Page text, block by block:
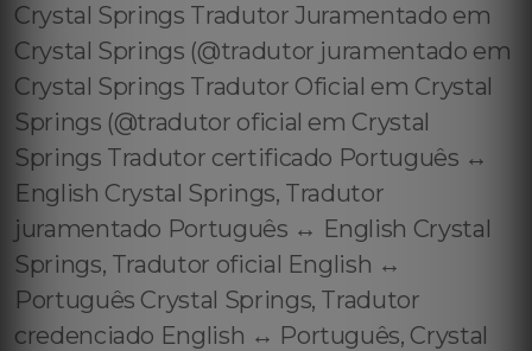
Crystal Springs Tradutor Juramentado em
Crystal Springs (@tradutor juramentado em
Crystal Springs Tradutor Oficial em Crystal
Springs (@tradutor oficial em Crystal
Springs Tradutor certificado Português ↔️
English Crystal Springs, Tradutor
juramentado Português ↔️ English Crystal
Springs, Tradutor oficial English ↔️
Português Crystal Springs, Tradutor
credenciado English ↔️ Português, Crystal